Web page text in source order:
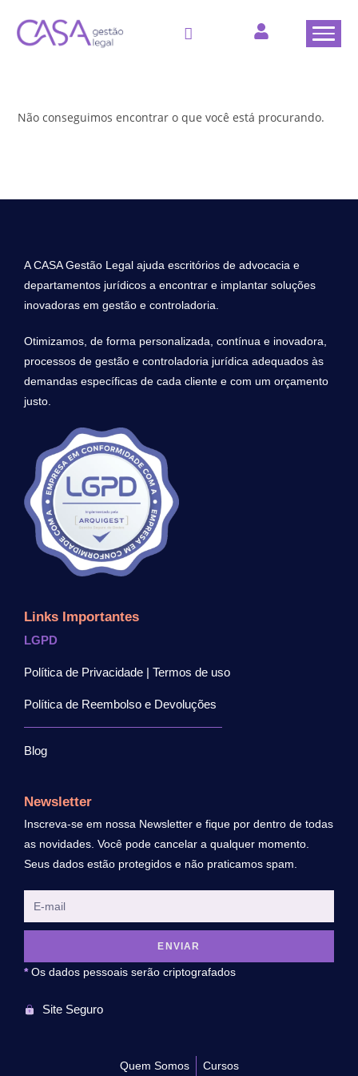
Não conseguimos encontrar o que você está procurando.
A CASA Gestão Legal ajuda escritórios de advocacia e
departamentos jurídicos a encontrar e implantar soluções
inovadoras em gestão e controladoria.
Otimizamos, de forma personalizada, contínua e inovadora,
processos de gestão e controladoria jurídica adequados às
demandas específicas de cada cliente e com um orçamento
justo.
Links Importantes
LGPD
Política de Privacidade | Termos de uso
Política de Reembolso e Devoluções
Blog
Newsletter
Inscreva-se em nossa Newsletter e fique por dentro de todas
as novidades. Você pode cancelar a qualquer momento.
Seus dados estão protegidos e não praticamos spam.
ENVIAR
*Os dados pessoais serão criptografados
Site Seguro
Quem Somos Cursos